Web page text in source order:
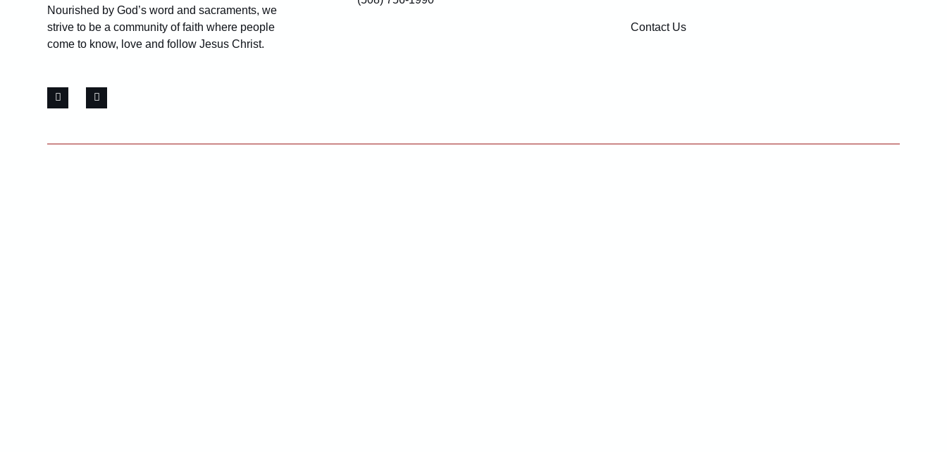
Nourished by God’s word and sacraments, we
strive to be a community of faith where people
come to know, love and follow Jesus Christ.
Contact Us